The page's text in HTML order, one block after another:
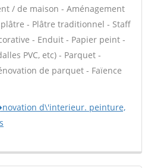
/ de maison - Aménagement
- Plâtre traditionnel - Staff
- Enduit - Papier peint -
PVC, etc) - Parquet -
de parquet - Faïence
d\'interieur. peinture,